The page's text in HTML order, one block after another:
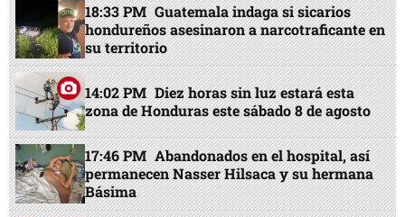
18:33 PM Guatemala indaga si sicarios
hondureños asesinaron a narcotraficante en
su territorio
14:02 PM Diez horas sin luz estará esta
zona de Honduras este sábado 8 de agosto
17:46 PM Abandonados en el hospital, así
permanecen Nasser Hilsaca y su hermana
Básima